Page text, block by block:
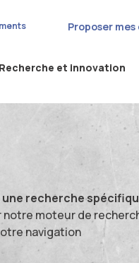
Proposer
Recherche et innovation
une recherche
notre moteur de
navigation